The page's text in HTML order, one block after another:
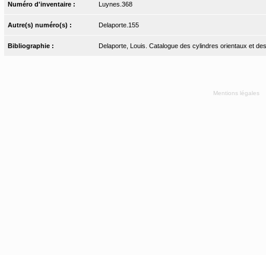
Numéro d'inventaire : Luynes.368
Autre(s) numéro(s) : Delaporte.155
Bibliographie : Delaporte, Louis. Catalogue des cylindres orientaux et
Mentions légales